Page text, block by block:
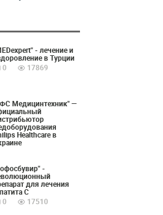
- лечение и
в Турции
0
17869
Медицинтехник" —
Healthcare в
-
для лечения
С
0
17510